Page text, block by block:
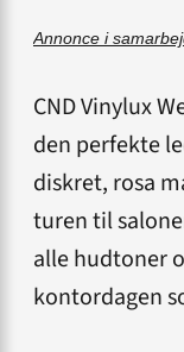
Annonce i
CND Vinylux
den perfekte
diskret, rosa
turen til
alle hudtoner
kontordagen